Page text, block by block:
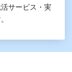
サービス・実